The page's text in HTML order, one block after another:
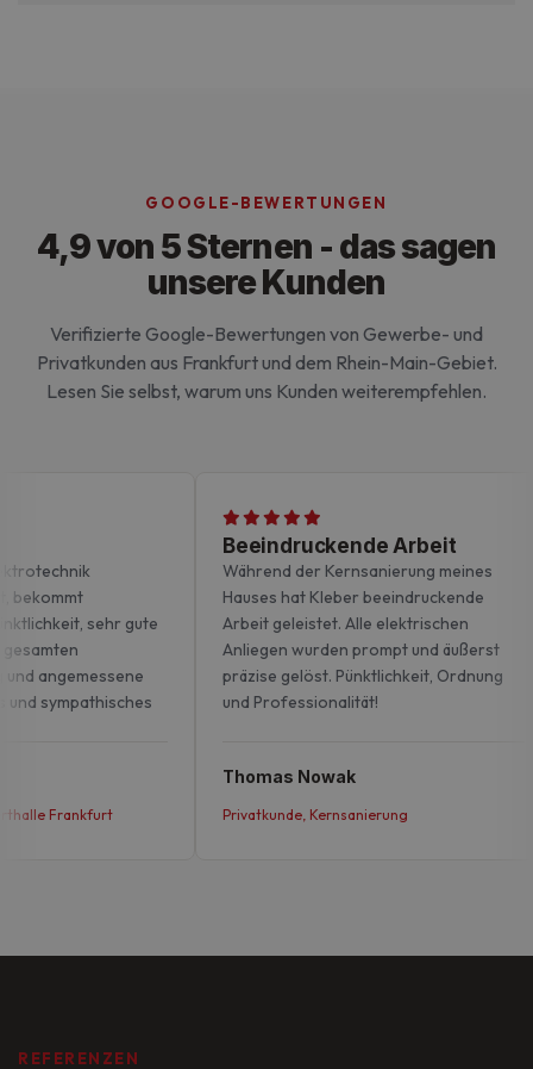
GOOGLE-BEWERTUNGEN
4,9 von 5 Sternen - das sagen
unsere Kunden
Verifizierte Google-Bewertungen von Gewerbe- und
Privatkunden aus Frankfurt und dem Rhein-Main-Gebiet.
Lesen Sie selbst, warum uns Kunden weiterempfehlen.
bekommt
sehr gute
angemessene
sympathisches
Frankfurt
Beeindruckende Arbeit
Während der Kernsanierung meines
Hauses hat Kleber beeindruckende
Arbeit geleistet. Alle elektrischen
Anliegen wurden prompt und äußerst
präzise gelöst. Pünktlichkeit, Ordnung
und Professionalität!
Thomas Nowak
Privatkunde, Kernsanierung
REFERENZEN